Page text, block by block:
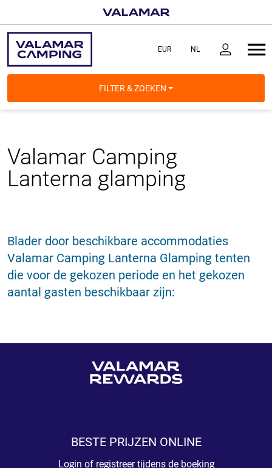
FILTER & ZOEKEN
Valamar Camping
Lanterna glamping
Blader door beschikbare accommodaties
Valamar Camping Lanterna Glamping tenten
die voor de gekozen periode en het gekozen
aantal gasten beschikbaar zijn:
BESTE PRIJZEN ONLINE
Login of registreer tijdens de boeking